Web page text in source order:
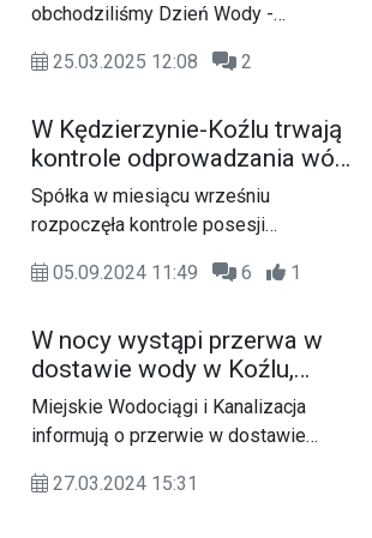
obchodziliśmy Dzień Wody -
celu podniesienie świadomości na
zagrożeń związanych z ich zmianami.
Miejskie Wodociągi i Kanalizacja
przygotowały inspirujące prelekcje dla
uczniów szkół podstawowych oraz
przedszkolaków, które odbyły się w
kinie Twierdza.
25.03.2025 12:08 2
W Kędzierzynie-Koźlu trwają
kontrole odprowadzania wód
opadowych na posesjach.
Nie mogą trafiać do
kanalizacji sanitarnej
Spółka w miesiącu wrześniu
rozpoczęła kontrole posesji
odprowadzania wód opadowych i
będzie przegląd instalacji sanitarnej
pod kątem szczelności oraz pod
kątem nielegalnych włączeń i
odprowadzania do niej wód
opadowych i roztopowych. Obecnie
inspekcje trwają na osiedlu
05.09.2024 11:49 6 1
W nocy wystąpi przerwa w
dostawie wody w Koźlu,
Reńskiej Wsi i Kobylicach
Miejskie Wodociągi i Kanalizacja
informują o przerwie w dostawie
części ulicy w Koźlu. Przerwa ma
27.03.2024 15:31